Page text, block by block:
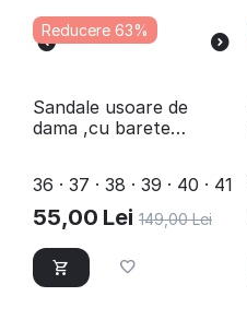
Reducere 63%
Sandale usoare de
dama ,cu barete
36 · 37 · 38 · 39 · 40 · 41
55,00 Lei 149,00 Lei